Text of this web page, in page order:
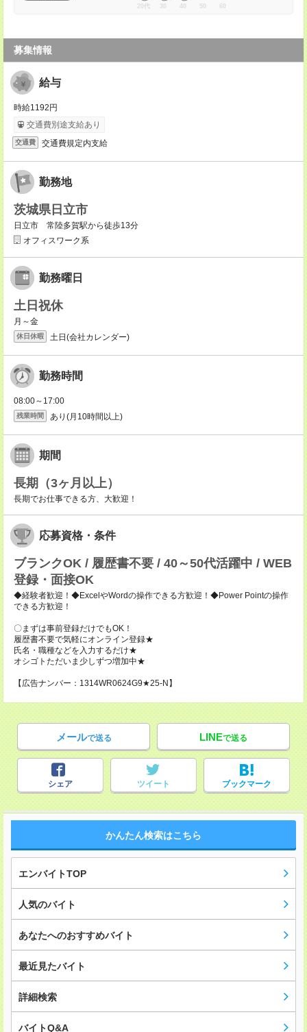
20代 30 40 50 60
募集情報
給与
時給1192円
交通費別途支給あり
交通費 交通費規定内支給
勤務地
茨城県日立市
日立市 常陸多賀駅から徒歩13分
オフィスワーク系
勤務曜日
土日祝休
月～金
休日休暇 土日(会社カレンダー)
勤務時間
08:00～17:00
残業時間 あり(月10時間以上)
期間
長期（3ヶ月以上）
長期でお仕事できる方、大歓迎！
応募資格・条件
ブランクOK / 履歴書不要 / 40～50代活躍中 / WEB
登録・面接OK
◆経験者歓迎！◆ExcelやWordの操作できる方歓迎！◆Power Pointの操作
できる方歓迎！
〇まずは事前登録だけでもOK！
履歴書不要で気軽にオンライン登録★
氏名・職種などを入力するだけ★
オシゴトただいま少しずつ増加中★
【広告ナンバー：1314WR0624G9★25-N】
メールで送る LINEで送る
シェア ツイート ブックマーク
かんたん検索はこちら
エンバイトTOP
人気のバイト
あなたへのおすすめバイト
最近見たバイト
詳細検索
バイトQ&A